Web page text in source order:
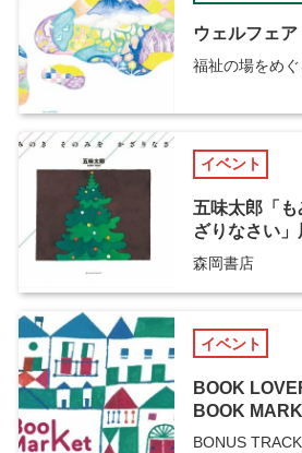
ウェルフェ
福祉の場をめ
イベント
五味太郎「
ざりなさい」
森岡書店
イベント
BOOK
BOOK
BONUS TRACK